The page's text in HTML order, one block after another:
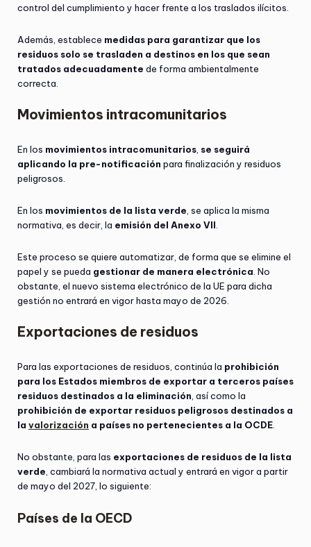
control del cumplimiento y hacer frente a los traslados ilícitos.
Además, establece medidas para garantizar que los
residuos solo se trasladen a destinos en los que sean
tratados adecuadamente de forma ambientalmente
correcta.
Movimientos intracomunitarios
En los movimientos intracomunitarios se seguirá
aplicando la pre-notificación para finalización y residuos
peligrosos.
En los movimientos de la lista verde , se aplica la misma
normativa, es decir, la emisión del Anexo VII
Este proceso se quiere automatizar, de forma que se elimine el
papel y se pueda gestionar de manera electrónica . No
obstante, el nuevo sistema electrónico de la UE para dicha
gestión no entrará en vigor hasta mayo de 2026.
Exportaciones de residuos
Para las exportaciones de residuos, continúa la prohibición
para los Estados miembros de exportar a terceros países
residuos destinados a la eliminación , así como la
prohibición de exportar residuos peligrosos destinados a
la valorización a países no pertenecientes a la OCDE
No obstante, para las exportaciones de residuos de la lista
verde , cambiará la normativa actual y entrará en vigor a partir
de mayo del 2027, lo siguiente:
Países de la OECD